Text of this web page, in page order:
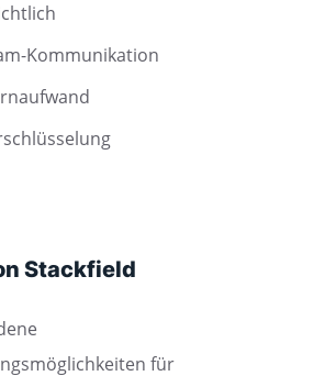
Kommunikation
Stackfield
für